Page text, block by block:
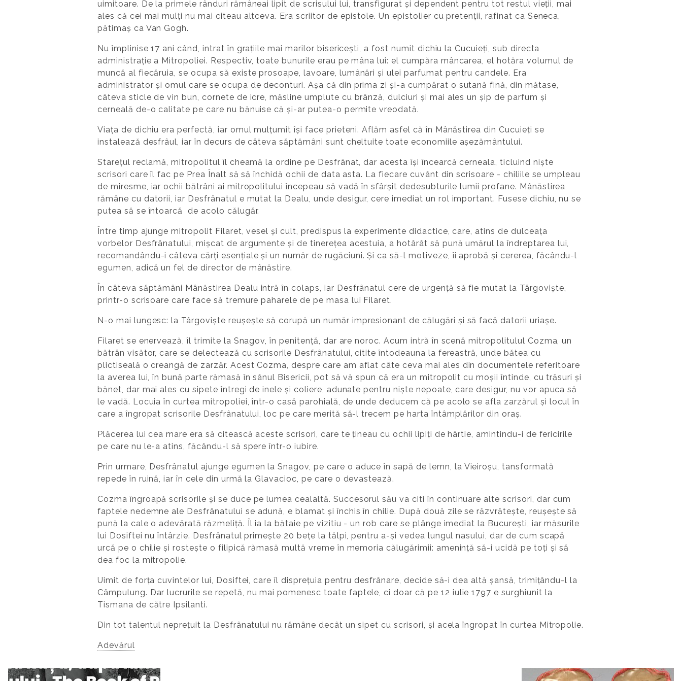
uimitoare. De la primele rânduri rămâneai lipit de scrisului lui, transfigurat și dependent pentru tot restul vieții, mai
ales că cei mai mulți nu mai citeau altceva. Era scriitor de epistole. Un epistolier cu pretenții, rafinat ca Seneca,
pătimaș ca Van Gogh.
Nu împlinise 17 ani când, intrat în grațiile mai marilor bisericești, a fost numit dichiu la Cucuieți, sub directa
administrație a Mitropoliei. Respectiv, toate bunurile erau pe mâna lui: el cumpăra mâncarea, el hotăra volumul de
muncă al fiecăruia, se ocupa să existe prosoape, lavoare, lumânări și ulei parfumat pentru candele. Era
administrator și omul care se ocupa de deconturi. Așa că din prima zi și-a cumpărat o sutană fină, din mătase,
câteva sticle de vin bun, cornete de icre, măsline umplute cu brânză, dulciuri și mai ales un șip de parfum și
cerneală de-o calitate pe care nu bănuise că și-ar putea-o permite vreodată.
Viața de dichiu era perfectă, iar omul mulțumit își face prieteni. Aflăm asfel că în Mânăstirea din Cucuieți se
instalează desfrâul, iar în decurs de câteva săptămâni sunt cheltuite toate economiile așezământului.
Starețul reclamă, mitropolitul îl cheamă la ordine pe Desfrânat, dar acesta își încearcă cerneala, ticluind niște
scrisori care îl fac pe Prea Înalt să să închidă ochii de data asta. La fiecare cuvânt din scrisoare - chiliile se umpleau
de miresme, iar ochii bătrâni ai mitropolitului începeau să vadă în sfârșit dedesubturile lumii profane. Mânăstirea
rămâne cu datorii, iar Desfrânatul e mutat la Dealu, unde desigur, cere imediat un rol important. Fusese dichiu, nu se
putea să se întoarcă de acolo călugăr.
Între timp ajunge mitropolit Filaret, vesel și cult, predispus la experimente didactice, care, atins de dulceața
vorbelor Desfrânatului, mișcat de argumente și de tinerețea acestuia, a hotârât să pună umărul la îndreptarea lui,
recomandându-i câteva cărți esențiale și un număr de rugăciuni. Și ca să-l motiveze, îi aprobă și cererea, făcându-l
egumen, adică un fel de director de mânăstire.
În câteva săptămâni Mânăstirea Dealu intră în colaps, iar Desfrânatul cere de urgență să fie mutat la Târgoviște,
printr-o scrisoare care face să tremure paharele de pe masa lui Filaret.
N-o mai lungesc: la Târgoviște reușește să corupă un număr impresionant de călugări și să facă datorii uriașe.
Filaret se enervează, îl trimite la Snagov, în penitență, dar are noroc. Acum intră în scenă mitropolitulul Cozma, un
bătrân visător, care se delectează cu scrisorile Desfrânatului, citite întodeauna la fereastră, unde bătea cu
plictiseală o creangă de zarzăr. Acest Cozma, despre care am aflat câte ceva mai ales din documentele referitoare
la averea lui, în bună parte rămasă în sânul Bisericii, pot să vă spun că era un mitropolit cu moșii întinde, cu trăsuri și
bănet, dar mai ales cu sipete întregi de inele și coliere, adunate pentru niște nepoate, care desigur, nu vor apuca să
le vadă. Locuia în curtea mitropoliei, într-o casă parohială, de unde deducem că pe acolo se afla zarzărul și locul în
care a îngropat scrisorile Desfrânatului, loc pe care merită să-l trecem pe harta întâmplărilor din oraș.
Plăcerea lui cea mare era să citească aceste scrisori, care te țineau cu ochii lipiți de hârtie, amintindu-i de fericirile
pe care nu le-a atins, făcându-l să spere într-o iubire.
Prin urmare, Desfrânatul ajunge egumen la Snagov, pe care o aduce în sapă de lemn, la Vieiroșu, tansformată
repede în ruină, iar în cele din urmă la Glavacioc, pe care o devastează.
Cozma îngroapă scrisorile și se duce pe lumea cealaltă. Succesorul său va citi în continuare alte scrisori, dar cum
faptele nedemne ale Desfrânatului se adună, e blamat și închis în chilie. După două zile se răzvrătește, reușește să
pună la cale o adevărată răzmeliță. Îl ia la bătaie pe vizitiu - un rob care se plânge imediat la București, iar măsurile
lui Dosiftei nu întârzie. Desfrânatul primește 20 bețe la tălpi, pentru a-și vedea lungul nasului, dar de cum scapă
urcă pe o chilie și rostește o filipică rămasă multă vreme în memoria călugărimii: amenință să-i ucidă pe toți și să
dea foc la mitropolie.
Uimit de forța cuvintelor lui, Dosiftei, care îl disprețuia pentru desfrânare, decide să-i dea altă șansă, trimițându-l la
Câmpulung. Dar lucrurile se repetă, nu mai pomenesc toate faptele, ci doar că pe 12 iulie 1797 e surghiunit la
Tismana de către Ipsilanti.
Din tot talentul neprețuit la Desfrânatului nu rămâne decât un sipet cu scrisori, și acela îngropat în curtea Mitropolie.
Adevărul